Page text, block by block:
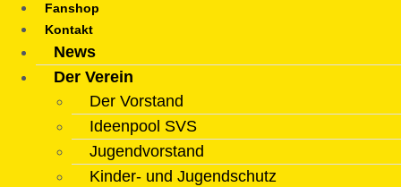
Fanshop
Kontakt
News
Der Verein
Der Vorstand
Ideenpool SVS
Jugendvorstand
Kinder- und Jugendschutz